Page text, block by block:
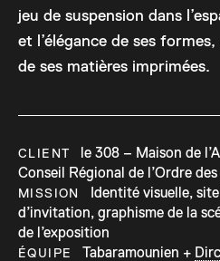
jeu de suspension dans
et l’élégance de ses
de ses matières imprimées.
CLIENT
le 308 – Maison de
Conseil Régional de l’Ordre
MISSION
Identité visuelle,
d’invitation, graphisme de la
de l’exposition
ÉQUIPE Tabaramounien +